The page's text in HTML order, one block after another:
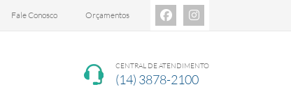
Fale Conosco Orçamentos
CENTRAL DE ATENDIMENTO
(14) 3878-2100